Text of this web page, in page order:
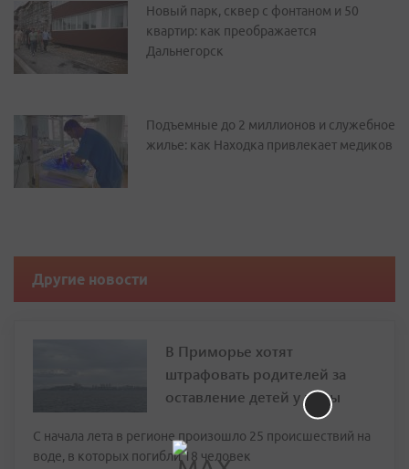
Новый парк, сквер с фонтаном и 50
квартир: как преображается
Дальнегорск
Подъемные до 2 миллионов и служебное
жилье: как Находка привлекает медиков
Другие новости
В Приморье хотят
штрафовать родителей за
оставление детей у воды
С начала лета в регионе произошло 25 происшествий на
воде, в которых погибли 18 человек